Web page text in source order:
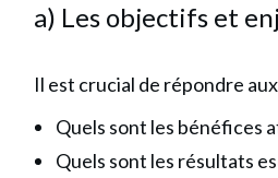
a) Les objectifs et
Il est crucial de répondre
Quels sont les bénéfices
Quels sont les résultats